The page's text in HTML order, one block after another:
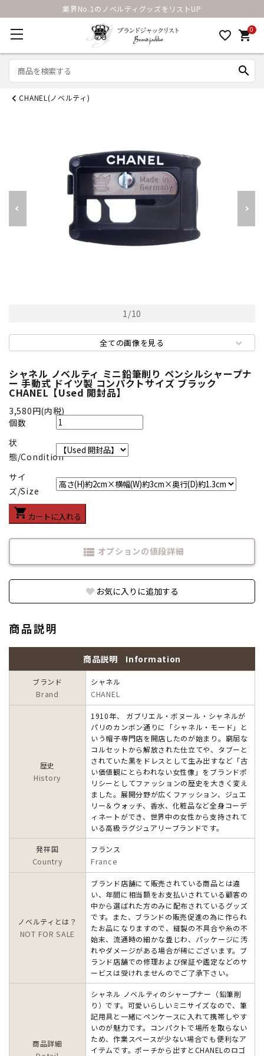
業界No.1のノベルティグッズをリストUP
favorite_border 0
shopping_cart
search
CHANEL(ノベルティ)
1/10
全ての画像を見る
シャネル ノベルティ ミニ鉛筆削り ペンシルシャープナ
ー 手動式 ドイツ製 コンパクトサイズ ブラック
CHANEL【Used 開封品】
3,580円(内税)
個数
状
態/Condition
サイ
ズ/Size
shopping_cart カートに入れる
view_list オプションの値段詳細
お気に入りに追加する
商品説明
商品説明 Information
ブランド
Brand
シャネル
CHANEL
歴史
History
1910年、 ガブリエル・ボヌール・シャネルが
パリのカンボン通りに「シャネル・モード」と
いう帽子専門店を開店したのが始まり。窮屈な
コルセットから解放された仕立てや、タブーと
されていた黒をドレスとして生み出すなど「古
い価値観にとらわれない女性像」をブランドポ
リシーとしてファッションの歴史を大きく変え
ました。展開分野が広くファッション、ジュエ
リー＆ウォッチ、香水、化粧品など全身コーデ
ィネートができ、世界中の女性から支持されて
いる高級ラグジュアリーブランドです。
発祥国
Country
フランス
France
ノベルティとは？
NOT FOR SALE
ブランド店舗にて販売されている商品とは違
い、年間に相当額をお支払いされている顧客の
中から選ばれた方のみに配布されているグッズ
です。また、ブランドの販売促進の為に作られ
たお品になりますので、縫製の不具合や糸の不
始末、流通時の細かな畳じわ、パッケージに汚
れやダメージがある場合が稀にございます。ブ
ランド店舗での修理および保証や鑑定などのサ
ービスは受けれませんのでご了承下さい。
商品詳細
シャネル ノベルティのシャープナー（鉛筆削
り）です。可愛いらしいミニサイズなので、筆
記用具と一緒にペンケースに入れて携帯しやす
いのが魅力です。コンパクトで場所を取らない
ため、作業スペースが少ない場合でも便利なア
イテムです。ポーチから出すとCHANELのロゴ